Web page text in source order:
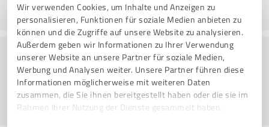
Wir verwenden Cookies, um Inhalte und Anzeigen zu
personalisieren, Funktionen für soziale Medien anbieten zu
können und die Zugriffe auf unsere Website zu analysieren.
Außerdem geben wir Informationen zu Ihrer Verwendung
unserer Website an unsere Partner für soziale Medien,
Werbung und Analysen weiter. Unsere Partner führen diese
Informationen möglicherweise mit weiteren Daten
zusammen, die Sie ihnen bereitgestellt haben oder die sie im
Rahmen Ihrer Nutzung der Dienste gesammelt haben.
Consulting